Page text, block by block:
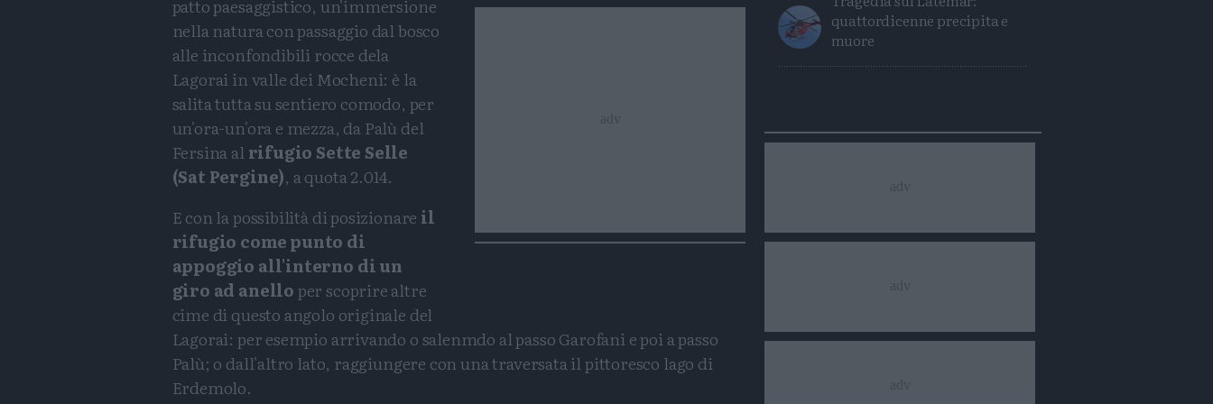
patto paesaggistico, un'immersione
nella natura con passaggio dal bosco
alle inconfondibili rocce dela
Lagorai in valle dei Mocheni: è la
salita tutta su sentiero comodo, per
un'ora-un'ora e mezza, da Palù del
Fersina al rifugio Sette Selle
(Sat Pergine), a quota 2.014.
E con la possibilità di posizionare il
rifugio come punto di
appoggio all'interno di un
giro ad anelloper scoprire altre
cime di questo angolo originale del
Lagorai: per esempio arrivando o salenmdo al passo Garofani e poi a passo
Palù; o dall'altro lato, raggiungere con una traversata il pittoresco lago di
Erdemolo.
quattordicenne precipita e
muore